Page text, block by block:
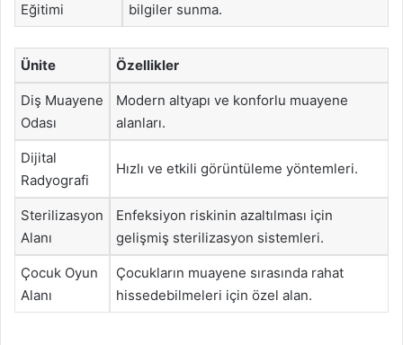
Eğitimi
bilgiler sunma.
Ünite Özellikler
Diş Muayene
Odası
Modern altyapı ve konforlu muayene
alanları.
Dijital
Radyografi
Hızlı ve etkili görüntüleme yöntemleri.
Sterilizasyon
Alanı
Enfeksiyon riskinin azaltılması için
gelişmiş sterilizasyon sistemleri.
Çocuk Oyun
Alanı
Çocukların muayene sırasında rahat
hissedebilmeleri için özel alan.